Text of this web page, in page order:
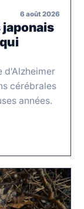
6 août 2026
d'Alzheimer
cérébrales
années.